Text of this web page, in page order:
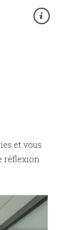
×
et vous
réflexion